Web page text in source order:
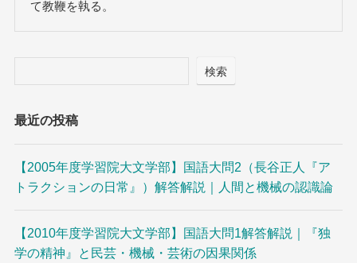
て教鞭を執る。
検索
最近の投稿
【2005年度学習院大文学部】国語大問2（長谷正人『ア
トラクションの日常』）解答解説｜人間と機械の認識論
【2010年度学習院大文学部】国語大問1解答解説｜『独
学の精神』と民芸・機械・芸術の因果関係